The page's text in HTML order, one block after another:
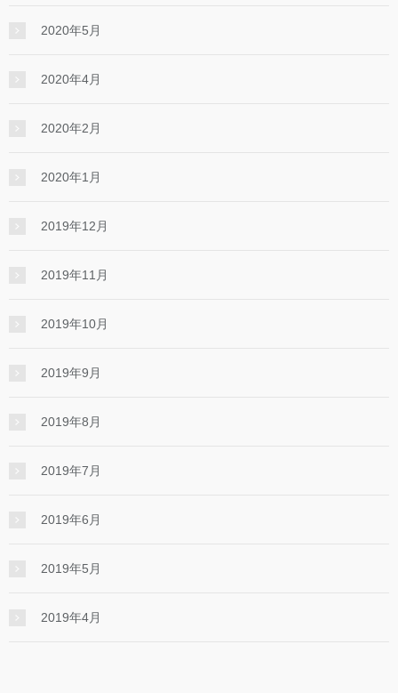
2020年5月
2020年4月
2020年2月
2020年1月
2019年12月
2019年11月
2019年10月
2019年9月
2019年8月
2019年7月
2019年6月
2019年5月
2019年4月